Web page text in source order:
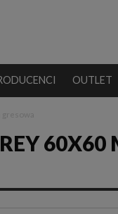
OUTLET